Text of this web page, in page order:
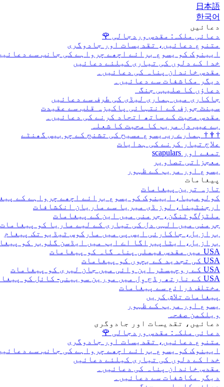
日本語
한국어
دعائیں
دعائی ملکہ: مقدس وردجالی 🌹
متنوع دعائیں، تقدیسات اور جادوگری
ایینوک کو یسوع برائے اچھے چرواہے کی جانب سے
خدا کے دلوں کی تیاری کیلئے دعائیں
مقدس خاندان پناہ کی دعائیں۔
دیگر مکاشفات سے دعائیں۔
دعاؤں کا صلیبی جنگ
جاکاری میں ہماری لیڈی کی طرف سے دعائیں
سینٹ جوزف کے انتہائی پاکیزہ قلب سے عقیدت
مقدس محبت کے ساتھ اتحاد کرنے کی دعائیں۔
بے عیب دل مریم کا محبت کا شعلہ
†
†
† ہمارے رب یسوع مسیح کی تشنج کے چوبیس گھنٹے
علاج تیار کرنے کی ہدایات
تمغے اور scapulars
معجزاتی تصاویر
یسوع اور مریم کے ظہور
پیغامات
تازہ ترین پیغامات
کولومبیا، ایینوک کو یسوع برائے اچھے چرواہے کے
ارجنٹینا، لوز ڈی میریا سے ماریان انکشافات
ملٹز/گوٹنگن، جرمنی میں این کے پیغامات
جرمنی میں الہی دل کی تیاری کے لیے ماریا کو پیغامات
برازیل، جاکارئی ایس پی میں مارکوس ٹیڈیو تک پیغام
برازیل، ایٹاپیراگا اے ایم میں ایڈسن گلوبر کو
USA میں مقدس فیملی پناہ گاہ کو پیغامات
USA کی تجدید کے بچوں کو پیغامات
USA کے روچیسٹر این وائی میں جان لیری کو پیغامات
USA کے نارتھ رڈج وِل میں مورین سویینی- کائل کو پیغامات
مختلف ذرائع سے پیغامات
پیغامات تلاش کریں
یسوع اور مریم کے ظہور
ویلکمن صفحہ
دعائیں، تقدیسات اور جادوگری
دعائی ملکہ: مقدس وردجالی 🌹
متنوع دعائیں، تقدیسات اور جادوگری
ایینوک کو یسوع برائے اچھے چرواہے کی جانب سے
خدا کے دلوں کی تیاری کیلئے دعائیں
مقدس خاندان پناہ کی دعائیں۔
دیگر مکاشفات سے دعائیں۔